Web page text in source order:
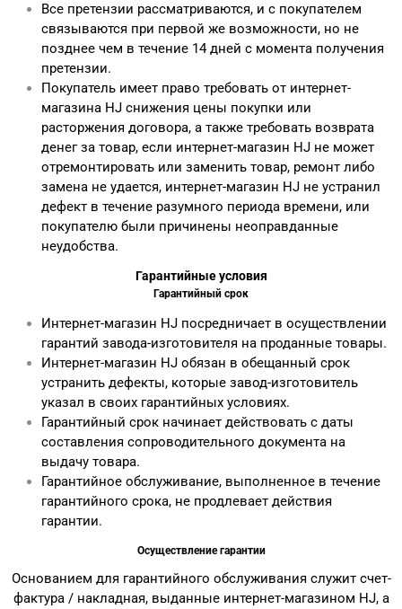
Все претензии рассматриваются, и с покупателем
связываются при первой же возможности, но не
позднее чем в течение 14 дней с момента получения
претензии.
Покупатель имеет право требовать от интернет-
магазина HJ снижения цены покупки или
расторжения договора, а также требовать возврата
денег за товар, если интернет-магазин HJ не может
отремонтировать или заменить товар, ремонт либо
замена не удается, интернет-магазин HJ не устранил
дефект в течение разумного периода времени, или
покупателю были причинены неоправданные
неудобства.
Гарантийные условия
Гарантийный срок
Интернет-магазин HJ посредничает в осуществлении
гарантий завода-изготовителя на проданные товары.
Интернет-магазин HJ обязан в обещанный срок
устранить дефекты, которые завод-изготовитель
указал в своих гарантийных условиях.
Гарантийный срок начинает действовать с даты
составления сопроводительного документа на
выдачу товара.
Гарантийное обслуживание, выполненное в течение
гарантийного срока, не продлевает действия
гарантии.
Осуществление гарантии
Основанием для гарантийного обслуживания служит счет-
фактура / накладная, выданные интернет-магазином HJ, а